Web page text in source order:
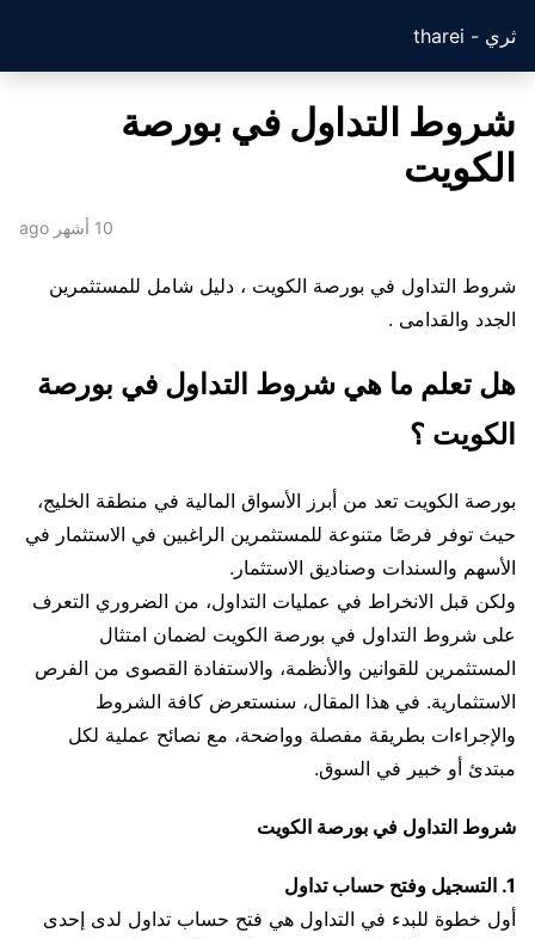
ثري - tharei
شروط التداول في بورصة
الكويت
10 أشهر ago
شروط التداول في بورصة الكويت ، دليل شامل للمستثمرين
الجدد والقدامى .
هل تعلم ما هي شروط التداول في بورصة
الكويت ؟
بورصة الكويت تعد من أبرز الأسواق المالية في منطقة الخليج،
حيث توفر فرصًا متنوعة للمستثمرين الراغبين في الاستثمار في
الأسهم والسندات وصناديق الاستثمار.
ولكن قبل الانخراط في عمليات التداول، من الضروري التعرف
على شروط التداول في بورصة الكويت لضمان امتثال
المستثمرين للقوانين والأنظمة، والاستفادة القصوى من الفرص
الاستثمارية. في هذا المقال، سنستعرض كافة الشروط
والإجراءات بطريقة مفصلة وواضحة، مع نصائح عملية لكل
مبتدئ أو خبير في السوق.
شروط التداول في بورصة الكويت
1. التسجيل وفتح حساب تداول
أول خطوة للبدء في التداول هي فتح حساب تداول لدى إحدى